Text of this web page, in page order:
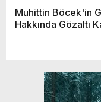
Muhittin Böcek'in
Hakkında Gözaltı